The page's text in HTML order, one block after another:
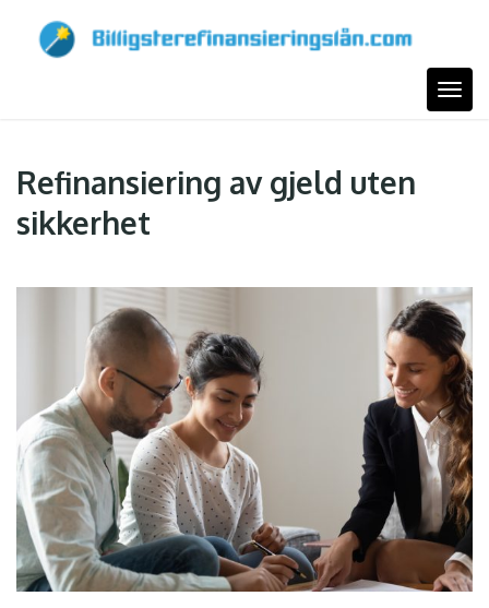
content
Refinansiering av gjeld uten
sikkerhet